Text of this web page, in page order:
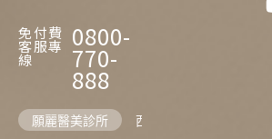
免付費
客服專
線
0800-
770-
888
願麗醫美診所 西門麗思醫美診所